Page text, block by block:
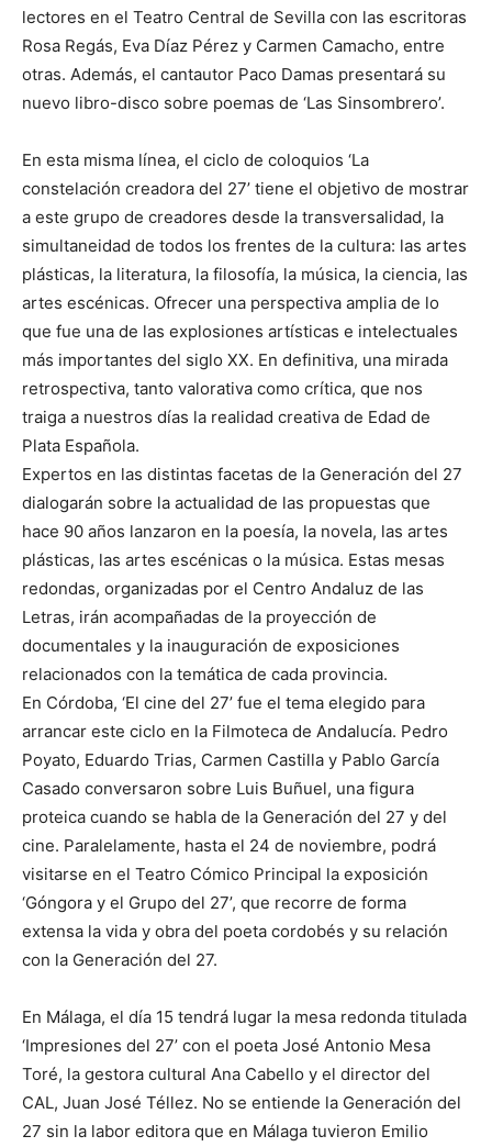
lectores en el Teatro Central de Sevilla con las escritoras
Rosa Regás, Eva Díaz Pérez y Carmen Camacho, entre
otras. Además, el cantautor Paco Damas presentará su
nuevo libro-disco sobre poemas de ‘Las Sinsombrero’.
En esta misma línea, el ciclo de coloquios ‘La
constelación creadora del 27’ tiene el objetivo de mostrar
a este grupo de creadores desde la transversalidad, la
simultaneidad de todos los frentes de la cultura: las artes
plásticas, la literatura, la filosofía, la música, la ciencia, las
artes escénicas. Ofrecer una perspectiva amplia de lo
que fue una de las explosiones artísticas e intelectuales
más importantes del siglo XX. En definitiva, una mirada
retrospectiva, tanto valorativa como crítica, que nos
traiga a nuestros días la realidad creativa de Edad de
Plata Española.
Expertos en las distintas facetas de la Generación del 27
dialogarán sobre la actualidad de las propuestas que
hace 90 años lanzaron en la poesía, la novela, las artes
plásticas, las artes escénicas o la música. Estas mesas
redondas, organizadas por el Centro Andaluz de las
Letras, irán acompañadas de la proyección de
documentales y la inauguración de exposiciones
relacionados con la temática de cada provincia.
En Córdoba, ‘El cine del 27’ fue el tema elegido para
arrancar este ciclo en la Filmoteca de Andalucía. Pedro
Poyato, Eduardo Trias, Carmen Castilla y Pablo García
Casado conversaron sobre Luis Buñuel, una figura
proteica cuando se habla de la Generación del 27 y del
cine. Paralelamente, hasta el 24 de noviembre, podrá
visitarse en el Teatro Cómico Principal la exposición
‘Góngora y el Grupo del 27’, que recorre de forma
extensa la vida y obra del poeta cordobés y su relación
con la Generación del 27.
En Málaga, el día 15 tendrá lugar la mesa redonda titulada
‘Impresiones del 27’ con el poeta José Antonio Mesa
Toré, la gestora cultural Ana Cabello y el director del
CAL, Juan José Téllez. No se entiende la Generación del
27 sin la labor editora que en Málaga tuvieron Emilio